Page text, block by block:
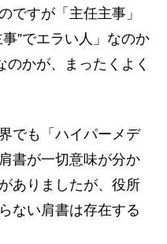
すが「主任主事」
”でエラい人」なのか
のかが、まったくよく
でも「ハイパーメデ
書が一切意味が分か
ありましたが、役所
ない肩書は存在する